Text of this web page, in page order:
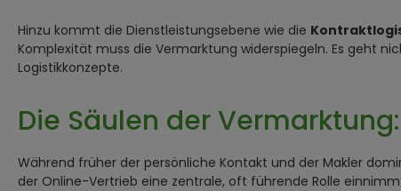
Hinzu kommt die Dienstleistungsebene wie die
Komplexität muss die Vermarktung widerspiegeln. Es geht
Logistikkonzepte.
Die Säulen der
Während früher der persönliche Kontakt und der Makler
der Online-Vertrieb eine zentrale, oft führende Rolle